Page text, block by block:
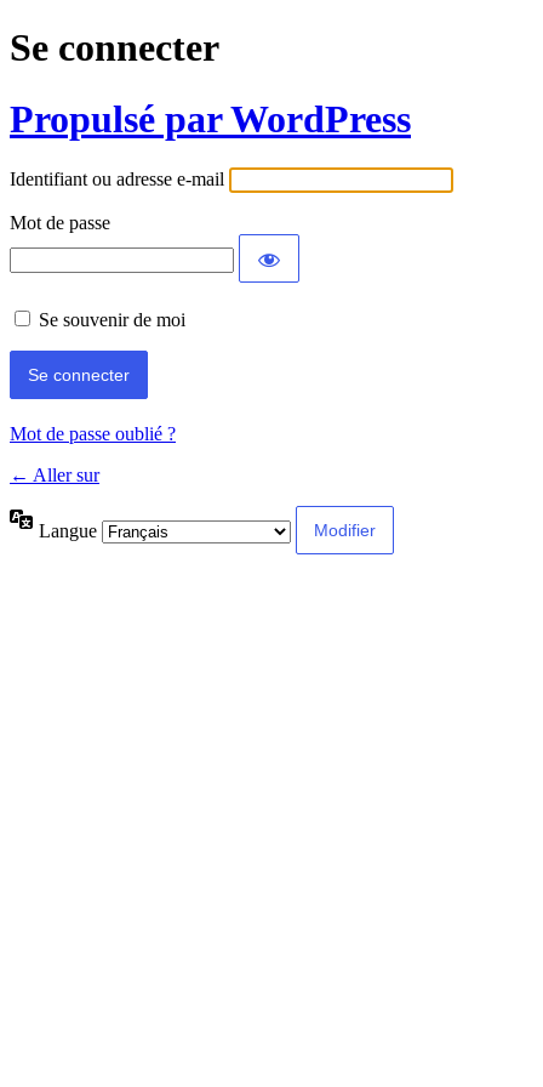
Se connecter
Propulsé par WordPress
Identifiant ou adresse e-mail
Mot de passe
Se souvenir de moi
Mot de passe oublié ?
← Aller sur
Langue